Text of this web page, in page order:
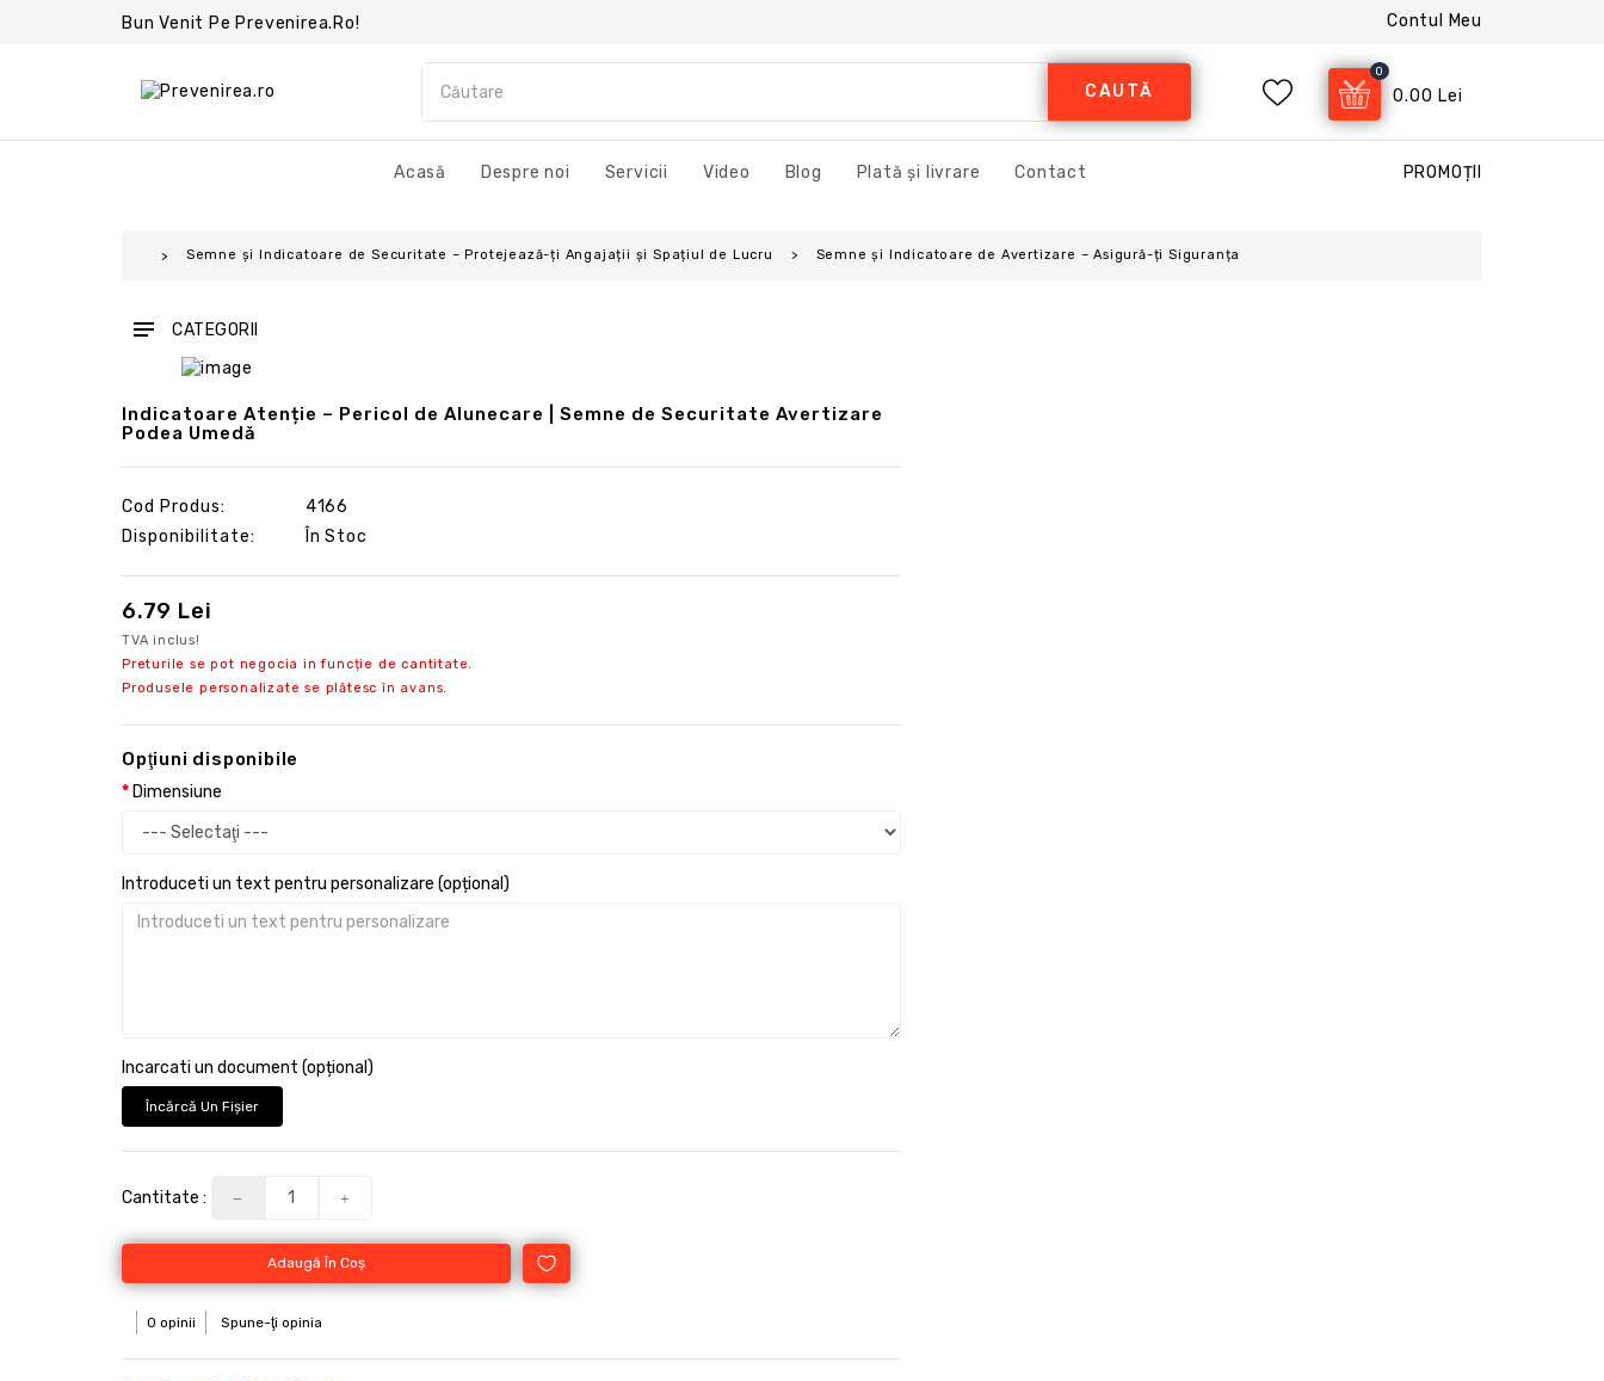
Bun Venit Pe Prevenirea.ro! Contul Meu
CAUTĂ
0
0.00 Lei
Acasă Despre noi Servicii Video Blog Plată și livrare Contact PROMOȚII
Semne și Indicatoare de Securitate – Protejează-ți Angajații și Spațiul de Lucru Semne și Indicatoare de Avertizare – Asigură-ți Siguranța
CATEGORII
Indicatoare Atenție – Pericol de Alunecare | Semne de Securitate Avertizare
Podea Umedă
Cod Produs:
4166
Disponibilitate:
În Stoc
6.79 Lei
TVA inclus!
Preturile se pot negocia in funcție de cantitate.
Produsele personalizate se plătesc în avans.
Opţiuni disponibile
Dimensiune
Introduceti un text pentru personalizare (opțional)
Incarcati un document (opțional)
Încărcă Un Fişier
Cantitate :
Adaugă În Coş
0 opinii Spune-ţi opinia